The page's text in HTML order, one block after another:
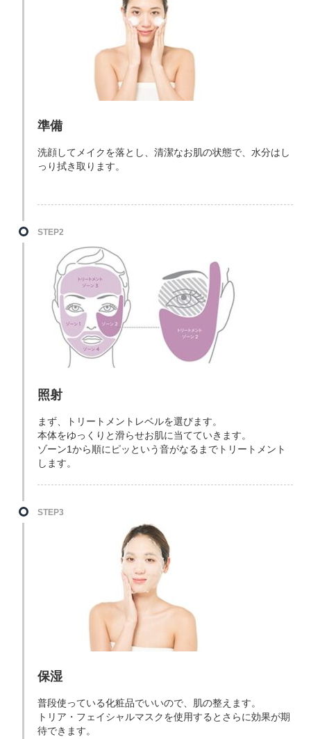
準備
洗顔してメイクを落とし、清潔なお肌の状態で、水分はし
っり拭き取ります。
STEP2
照射
まず、トリートメントレベルを選びます。
本体をゆっくりと滑らせお肌に当てていきます。
ゾーン1から順にピッという音がなるまでトリートメント
します。
STEP3
保湿
普段使っている化粧品でいいので、肌の整えます。
トリア・フェイシャルマスクを使用するとさらに効果が期
待できます。